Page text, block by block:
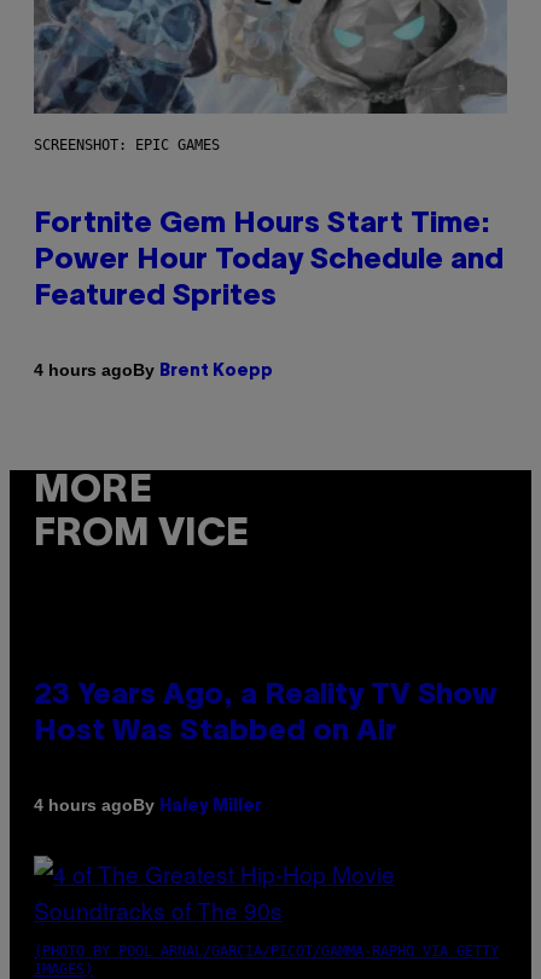
SCREENSHOT: EPIC GAMES
Fortnite Gem Hours Start Time:
Power Hour Today Schedule and
Featured Sprites
4 hours agoBy Brent Koepp
MORE
FROM VICE
23 Years Ago, a Reality TV Show
Host Was Stabbed on Air
4 hours agoBy Haley Miller
(PHOTO BY POOL ARNAL/GARCIA/PICOT/GAMMA-RAPHO VIA GETTY
IMAGES)